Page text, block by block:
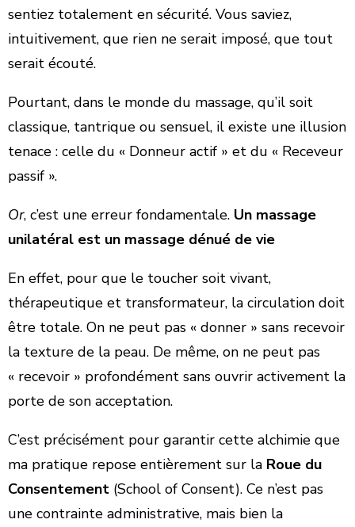
sentiez totalement en sécurité. Vous saviez,
intuitivement, que rien ne serait imposé, que tout
serait écouté.
​Pourtant, dans le monde du massage, qu’il soit
classique, tantrique ou sensuel, il existe une illusion
tenace : celle du « Donneur actif » et du « Receveur
passif ».
Or, c’est une erreur fondamentale. Un massage
unilatéral est un massage dénué de vie
​En effet, pour que le toucher soit vivant,
thérapeutique et transformateur, la circulation doit
être totale. On ne peut pas « donner » sans recevoir
la texture de la peau. De même, on ne peut pas
« recevoir » profondément sans ouvrir activement la
porte de son acceptation.
​C’est précisément pour garantir cette alchimie que
ma pratique repose entièrement sur la Roue du
Consentement (School of Consent). Ce n’est pas
une contrainte administrative, mais bien la